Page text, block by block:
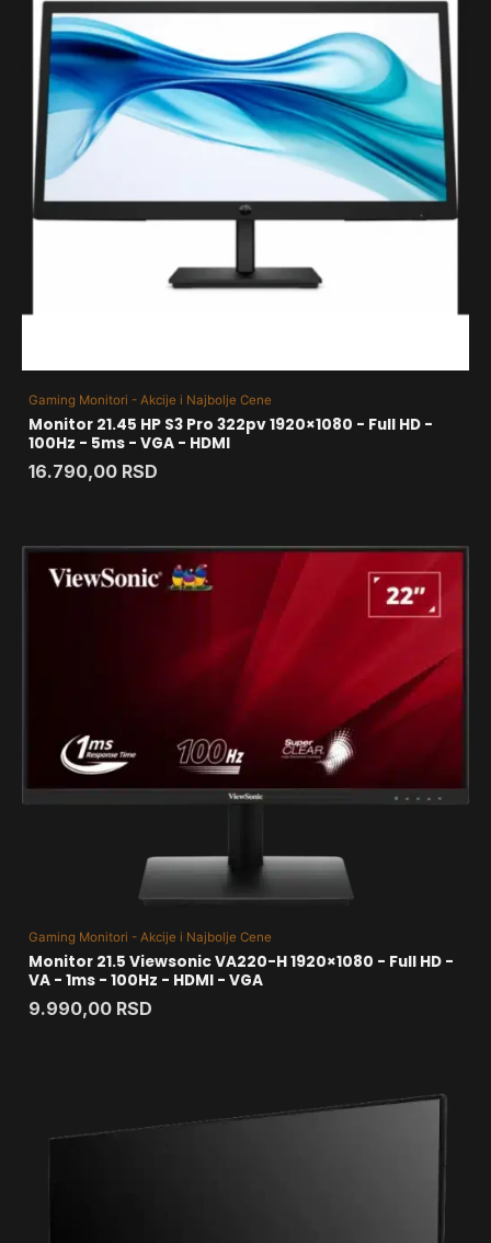
Gaming Monitori - Akcije i Najbolje Cene
Monitor 21.45 HP S3 Pro 322pv 1920×1080 - Full HD -
100Hz - 5ms - VGA - HDMI
16.790,00 RSD
Gaming Monitori - Akcije i Najbolje Cene
Monitor 21.5 Viewsonic VA220-H 1920×1080 - Full HD -
VA - 1ms - 100Hz - HDMI - VGA
9.990,00 RSD